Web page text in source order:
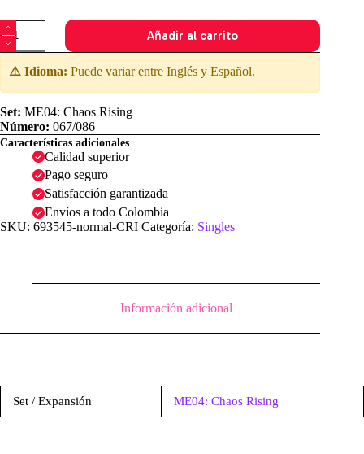
Sliggoo
|
067/086
|
ME04:
Chaos
Rising
cantidad
Añadir al carrito
⚠️ Idioma: Puede variar entre Inglés y Español.
Set: ME04: Chaos Rising
Número: 067/086
Características adicionales
Calidad superior
Pago seguro
Satisfacción garantizada
Envíos a todo Colombia
SKU: 693545-normal-CRI Categoría: Singles
Información adicional
Set / Expansión ME04: Chaos Rising